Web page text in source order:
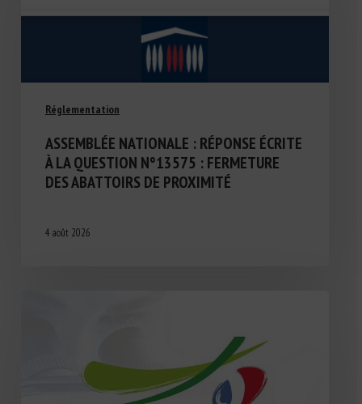
Réglementation
ASSEMBLÉE NATIONALE : RÉPONSE ÉCRITE
À LA QUESTION N°13575 : FERMETURE
DES ABATTOIRS DE PROXIMITÉ
4 août 2026